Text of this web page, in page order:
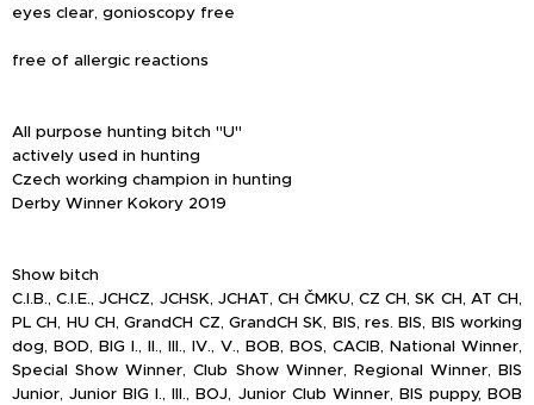
eyes clear, gonioscopy free
free of allergic reactions
All purpose hunting bitch "U"
actively used in hunting
Czech working champion in hunting
Derby Winner Kokory 2019
Show bitch
C.I.B., C.I.E., JCHCZ, JCHSK, JCHAT, CH ČMKU, CZ CH, SK CH, AT CH,
PL CH, HU CH, GrandCH CZ, GrandCH SK, BIS, res. BIS, BIS working
dog, BOD, BIG I., II., III., IV., V., BOB, BOS, CACIB, National Winner,
Special Show Winner, Club Show Winner, Regional Winner, BIS
Junior, Junior BIG I., III., BOJ, Junior Club Winner, BIS puppy, BOB